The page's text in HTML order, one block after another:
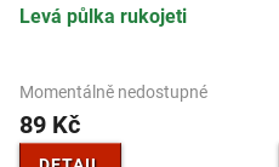
Levá půlka rukojeti
Momentálně nedostupné
89 Kč